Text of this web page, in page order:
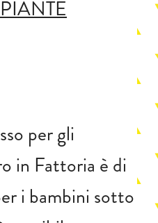
per gli
in Fattoria è di
i bambini sotto